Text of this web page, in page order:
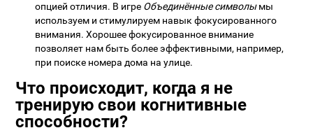
опцией отличия. В игре Объединённые символымы
используем и стимулируем навык фокусированного
внимания. Хорошее фокусированное внимание
позволяет нам быть более эффективными, например,
при поиске номера дома на улице.
Что происходит, когда я не
тренирую свои когнитивные
способности?